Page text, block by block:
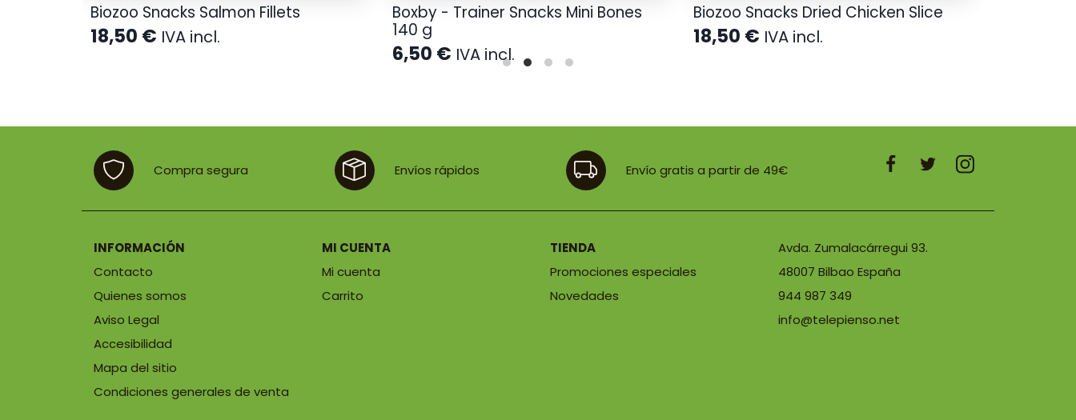
Biozoo Snacks Salmon Fillets
18,50 € IVA incl.
Boxby - Trainer Snacks Mini Bones
140 g
6,50 € IVA incl.
Biozoo Snacks Dried Chicken Slice
18,50 € IVA incl.
Compra segura Envíos rápidos Envío gratis a partir de 49€
INFORMACIÓN
Contacto
Quienes somos
Aviso Legal
Accesibilidad
Mapa del sitio
Condiciones generales de venta
MI CUENTA
Mi cuenta
Carrito
TIENDA
Promociones especiales
Novedades
Avda. Zumalacárregui 93.
48007 Bilbao España
944 987 349
info@telepienso.net